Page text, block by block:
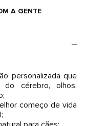
A GENTE
personalizada que
do cérebro, olhos,
começo de vida